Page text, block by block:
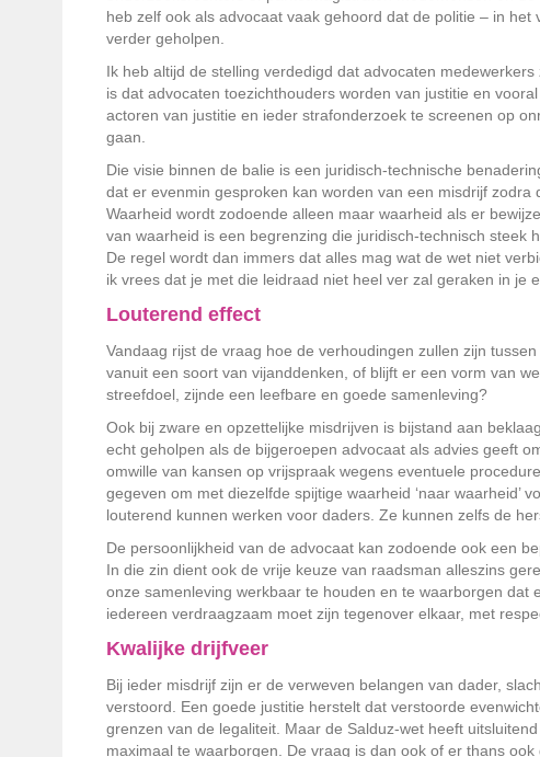
heb zelf ook als advocaat vaak gehoord dat de politie – in
verder geholpen.
Ik heb altijd de stelling verdedigd dat advocaten
is dat advocaten toezichthouders worden van justitie en
actoren van justitie en ieder strafonderzoek te screenen op
gaan.
Die visie binnen de balie is een juridisch-technische
dat er evenmin gesproken kan worden van een misdrijf
Waarheid wordt zodoende alleen maar waarheid als er
van waarheid is een begrenzing die juridisch-technisch steek
De regel wordt dan immers dat alles mag wat de wet niet
ik vrees dat je met die leidraad niet heel ver zal geraken in je
Louterend effect
Vandaag rijst de vraag hoe de verhoudingen zullen zijn
vanuit een soort van vijanddenken, of blijft er een vorm van
streefdoel, zijnde een leefbare en goede samenleving?
Ook bij zware en opzettelijke misdrijven is bijstand aan
echt geholpen als de bijgeroepen advocaat als advies geeft
omwille van kansen op vrijspraak wegens eventuele
gegeven om met diezelfde spijtige waarheid ‘naar waarheid’
louterend kunnen werken voor daders. Ze kunnen zelfs de
De persoonlijkheid van de advocaat kan zodoende ook een
In die zin dient ook de vrije keuze van raadsman alleszins
onze samenleving werkbaar te houden en te waarborgen
iedereen verdraagzaam moet zijn tegenover elkaar, met
Kwalijke drijfveer
Bij ieder misdrijf zijn er de verweven belangen van dader,
verstoord. Een goede justitie herstelt dat verstoorde
grenzen van de legaliteit. Maar de Salduz-wet heeft
maximaal te waarborgen. De vraag is dan ook of er thans